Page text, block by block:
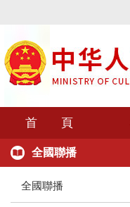
首 頁
全國聯播
全國聯播